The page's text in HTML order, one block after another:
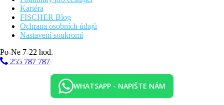
obytný prostor, sdílený bazén.
Suita, Sea Front, Sdílený bazén:
obytný prostor, sdílený bazén, blíže k moři.
Vila, Soukromý bazén:
Residence:
kuchyňským koutem.
Kariéra
FISCHER Blog
Ochrana osobních údajů
Nastavení soukromí
Po-Ne 7-22 hod.
255 787 787
WHATSAPP - NAPIŠTE NÁM